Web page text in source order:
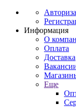
Информация
О
Оплата
Доставка
Еще